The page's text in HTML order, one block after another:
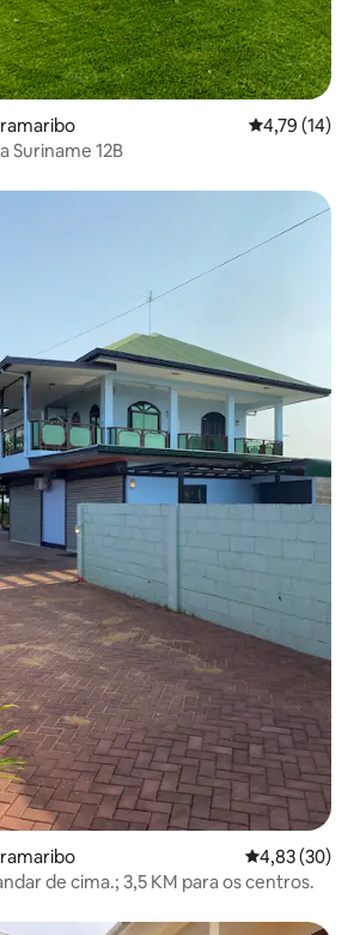
4,79 de uma
4,79 (14)
Suriname 12B
4,83 de uma
4,83 (30)
de cima.; 3,5 KM para os centros.